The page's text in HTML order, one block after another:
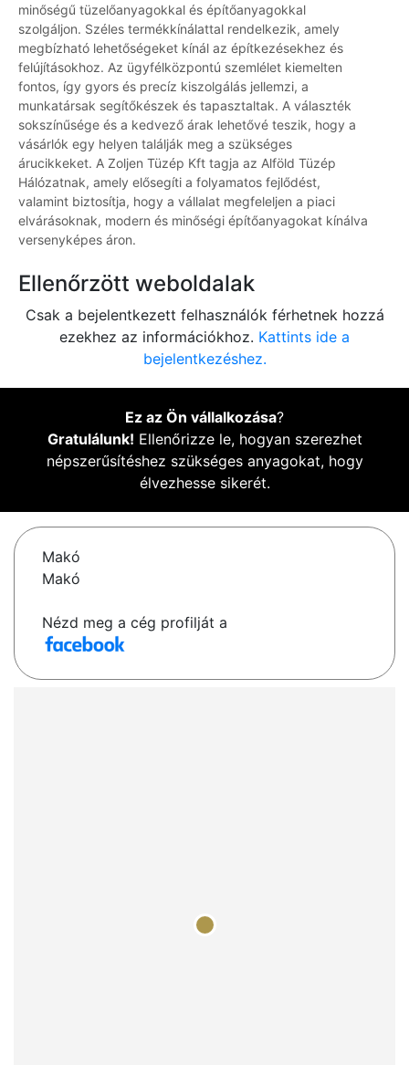
minőségű tüzelőanyagokkal és építőanyagokkal
szolgáljon. Széles termékkínálattal rendelkezik, amely
megbízható lehetőségeket kínál az építkezésekhez és
felújításokhoz. Az ügyfélközpontú szemlélet kiemelten
fontos, így gyors és precíz kiszolgálás jellemzi, a
munkatársak segítőkészek és tapasztaltak. A választék
sokszínűsége és a kedvező árak lehetővé teszik, hogy a
vásárlók egy helyen találják meg a szükséges
árucikkeket. A Zoljen Tüzép Kft tagja az Alföld Tüzép
Hálózatnak, amely elősegíti a folyamatos fejlődést,
valamint biztosítja, hogy a vállalat megfeleljen a piaci
elvárásoknak, modern és minőségi építőanyagokat kínálva
versenyképes áron.
Ellenőrzött weboldalak
Csak a bejelentkezett felhasználók férhetnek hozzá
ezekhez az információkhoz. Kattints ide a
bejelentkezéshez.
Ez az Ön vállalkozása?
Gratulálunk! Ellenőrizze le, hogyan szerezhet
népszerűsítéshez szükséges anyagokat, hogy
élvezhesse sikerét.
Makó
Makó
Nézd meg a cég profilját a